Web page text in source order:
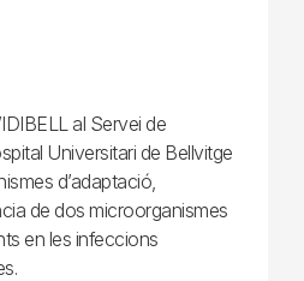
al Servei de
Universitari de Bellvitge
d’adaptació,
de dos microorganismes
en les infeccions